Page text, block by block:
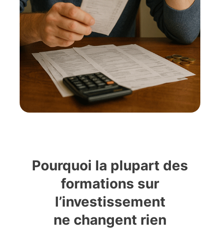
Pourquoi la plupart des
formations sur
l’investissement
ne changent rien